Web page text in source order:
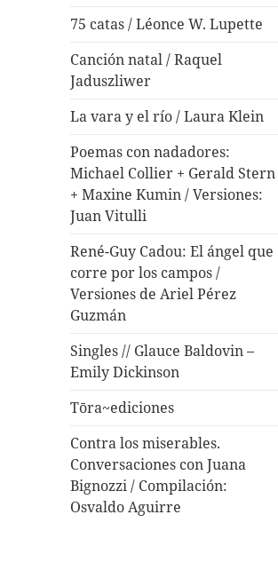
75 catas / Léonce W. Lupette
Canción natal / Raquel
Jaduszliwer
La vara y el río / Laura Klein
Poemas con nadadores:
Michael Collier + Gerald Stern
+ Maxine Kumin / Versiones:
Juan Vitulli
René-Guy Cadou: El ángel que
corre por los campos /
Versiones de Ariel Pérez
Guzmán
Singles // Glauce Baldovin –
Emily Dickinson
Tōra~ediciones
Contra los miserables.
Conversaciones con Juana
Bignozzi / Compilación:
Osvaldo Aguirre